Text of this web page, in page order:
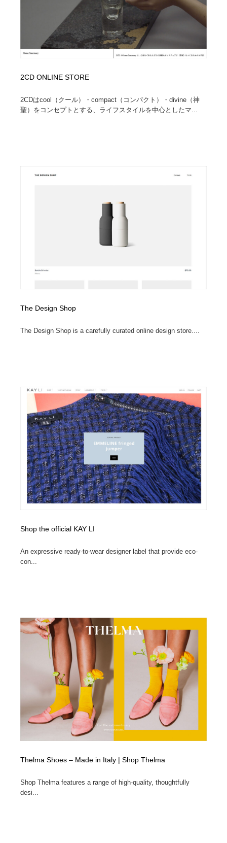
2CD ONLINE STORE
2CDはcool（クール）・compact（コンパクト）・divine（神
聖）をコンセプトとする、ライフスタイルを中心としたマ...
The Design Shop
The Design Shop is a carefully curated online design store....
Shop the official KAY LI
An expressive ready-to-wear designer label that provide eco-
con...
Thelma Shoes – Made in Italy | Shop Thelma
Shop Thelma features a range of high-quality, thoughtfully
desi...